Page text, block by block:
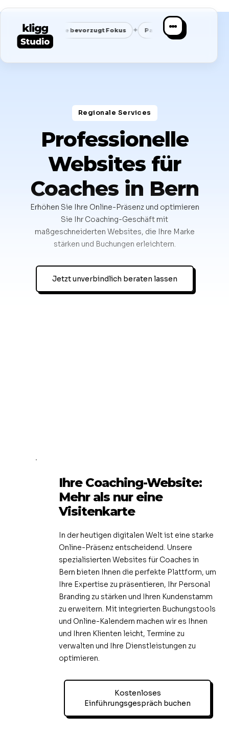
Google bevorzugt Fokus ✦ Passende Anfragen statt Masse
Regionale Services​
Professionelle
Websites für
Coaches in Bern
Erhöhen Sie Ihre Online-Präsenz und optimieren
Sie Ihr Coaching-Geschäft mit
maßgeschneiderten Websites, die Ihre Marke
stärken und Buchungen erleichtern.
Jetzt unverbindlich beraten lassen
Ihre Coaching-Website:
Mehr als nur eine
Visitenkarte
In der heutigen digitalen Welt ist eine starke
Online-Präsenz entscheidend. Unsere
spezialisierten Websites für Coaches in
Bern bieten Ihnen die perfekte Plattform, um
Ihre Expertise zu präsentieren, Ihr Personal
Branding zu stärken und Ihren Kundenstamm
zu erweitern. Mit integrierten Buchungstools
und Online-Kalendern machen wir es Ihnen
und Ihren Klienten leicht, Termine zu
verwalten und Ihre Dienstleistungen zu
optimieren.
Kostenloses
Einführungsgespräch buchen